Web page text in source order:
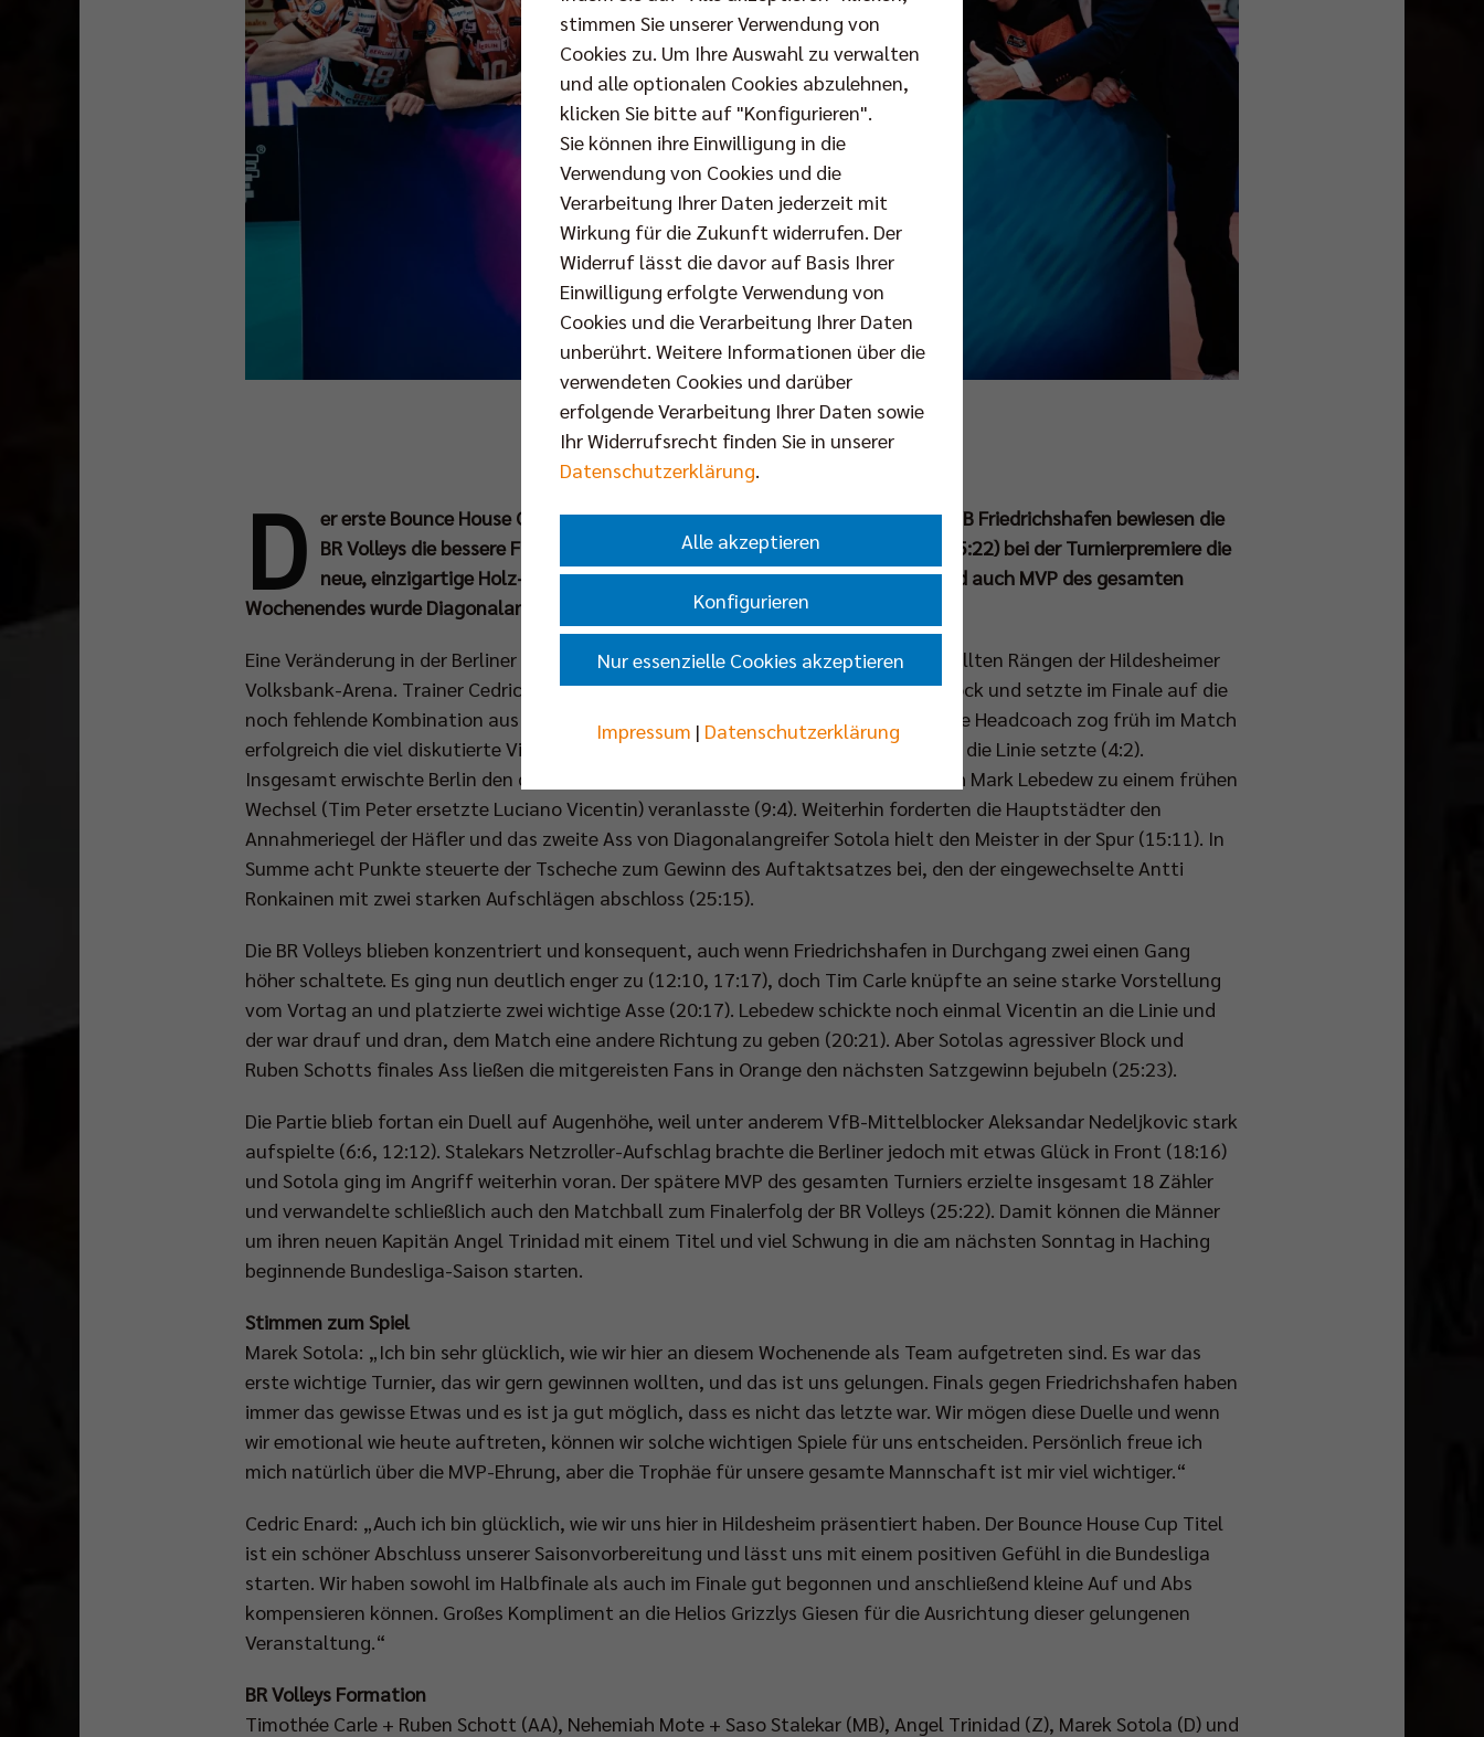
Foto: Justus Stegemann
D er erste Bounce House Cup Titel geht nach Berlin! Im Finalduell mit dem VfB Friedrichshafen bewiesen die
BR Volleys die bessere Frühform und sicherten sich mit 3:0 (25:15, 25:23, 25:22) bei der Turnierpremiere die
neue, einzigartige Holz-Trophäe. Topscorer des Endspiels und anschließend auch MVP des gesamten
Wochenendes wurde Diagonalangreifer Marek Sotola.
Eine Veränderung in der Berliner Startformation sah das Publikum auf den gut gefüllten Rängen der Hildesheimer
Volksbank-Arena. Trainer Cedric Enard rotierte an diesem Wochenende im Mittelblock und setzte im Finale auf die
noch fehlende Kombination aus Saso Stalekar und Nehemiah Mote. Der französische Headcoach zog früh im Match
erfolgreich die viel diskutierte Video-Challenge, als Marek Sotola sein Ass exakt auf die Linie setzte (4:2).
Insgesamt erwischte Berlin den deutlich besseren Start in die Partie, was VfB-Coach Mark Lebedew zu einem frühen
Wechsel (Tim Peter ersetzte Luciano Vicentin) veranlasste (9:4). Weiterhin forderten die Hauptstädter den
Annahmeriegel der Häfler und das zweite Ass von Diagonalangreifer Sotola hielt den Meister in der Spur (15:11). In
Summe acht Punkte steuerte der Tscheche zum Gewinn des Auftaktsatzes bei, den der eingewechselte Antti
Ronkainen mit zwei starken Aufschlägen abschloss (25:15).
Die BR Volleys blieben konzentriert und konsequent, auch wenn Friedrichshafen in Durchgang zwei einen Gang
höher schaltete. Es ging nun deutlich enger zu (12:10, 17:17), doch Tim Carle knüpfte an seine starke Vorstellung
vom Vortag an und platzierte zwei wichtige Asse (20:17). Lebedew schickte noch einmal Vicentin an die Linie und
der war drauf und dran, dem Match eine andere Richtung zu geben (20:21). Aber Sotolas agressiver Block und
Ruben Schotts finales Ass ließen die mitgereisten Fans in Orange den nächsten Satzgewinn bejubeln (25:23).
Die Partie blieb fortan ein Duell auf Augenhöhe, weil unter anderem VfB-Mittelblocker Aleksandar Nedeljkovic stark
aufspielte (6:6, 12:12). Stalekars Netzroller-Aufschlag brachte die Berliner jedoch mit etwas Glück in Front (18:16)
und Sotola ging im Angriff weiterhin voran. Der spätere MVP des gesamten Turniers erzielte insgesamt 18 Zähler
und verwandelte schließlich auch den Matchball zum Finalerfolg der BR Volleys (25:22). Damit können die Männer
um ihren neuen Kapitän Angel Trinidad mit einem Titel und viel Schwung in die am nächsten Sonntag in Haching
beginnende Bundesliga-Saison starten.
Stimmen zum Spiel
Marek Sotola: „Ich bin sehr glücklich, wie wir hier an diesem Wochenende als Team aufgetreten sind. Es war das
erste wichtige Turnier, das wir gern gewinnen wollten, und das ist uns gelungen. Finals gegen Friedrichshafen haben
immer das gewisse Etwas und es ist ja gut möglich, dass es nicht das letzte war. Wir mögen diese Duelle und wenn
wir emotional wie heute auftreten, können wir solche wichtigen Spiele für uns entscheiden. Persönlich freue ich
mich natürlich über die MVP-Ehrung, aber die Trophäe für unsere gesamte Mannschaft ist mir viel wichtiger.“
Cedric Enard: „Auch ich bin glücklich, wie wir uns hier in Hildesheim präsentiert haben. Der Bounce House Cup Titel
ist ein schöner Abschluss unserer Saisonvorbereitung und lässt uns mit einem positiven Gefühl in die Bundesliga
starten. Wir haben sowohl im Halbfinale als auch im Finale gut begonnen und anschließend kleine Auf und Abs
kompensieren können. Großes Kompliment an die Helios Grizzlys Giesen für die Ausrichtung dieser gelungenen
Veranstaltung.“
BR Volleys Formation
Timothée Carle + Ruben Schott (AA), Nehemiah Mote + Saso Stalekar (MB), Angel Trinidad (Z), Marek Sotola (D) und
stimmen Sie unserer Verwendung von
Cookies zu. Um Ihre Auswahl zu verwalten
und alle optionalen Cookies abzulehnen,
klicken Sie bitte auf "Konfigurieren".
Sie können ihre Einwilligung in die
Verwendung von Cookies und die
Verarbeitung Ihrer Daten jederzeit mit
Wirkung für die Zukunft widerrufen. Der
Widerruf lässt die davor auf Basis Ihrer
Einwilligung erfolgte Verwendung von
Cookies und die Verarbeitung Ihrer Daten
unberührt. Weitere Informationen über die
verwendeten Cookies und darüber
erfolgende Verarbeitung Ihrer Daten sowie
Ihr Widerrufsrecht finden Sie in unserer
Datenschutzerklärung.
Alle akzeptieren
Konfigurieren
Nur essenzielle Cookies akzeptieren
Impressum | Datenschutzerklärung